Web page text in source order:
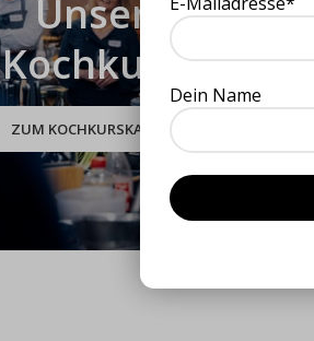
Unsere
Kochkurse
ZUM KOCHKURSKALENDER
Dein Name